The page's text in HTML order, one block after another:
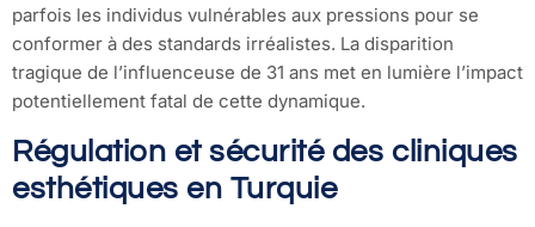
parfois les individus vulnérables aux pressions pour se
conformer à des standards irréalistes. La disparition
tragique de l’influenceuse de 31 ans met en lumière l’impact
potentiellement fatal de cette dynamique.
Régulation et sécurité des cliniques
esthétiques en Turquie